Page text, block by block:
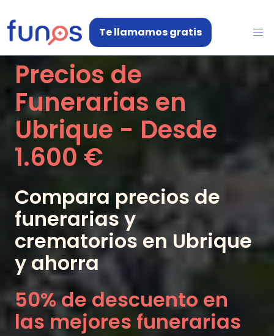
Te llamamos gratis
Precios de
Funerarias en
Ubrique - Desde
1.600 €
Compara precios de
funerarias y
crematorios en Ubrique
y ahorra
50% de descuento en
las mejores funerarias